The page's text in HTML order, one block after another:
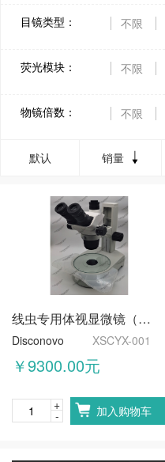
目镜类型： 不限
荧光模块： 不限
物镜倍数： 不限
默认 销量
线虫专用体视显微镜（XSC-SM1）
Disconovo XSCYX-001
￥9300.00元
-
+ 加入购物车